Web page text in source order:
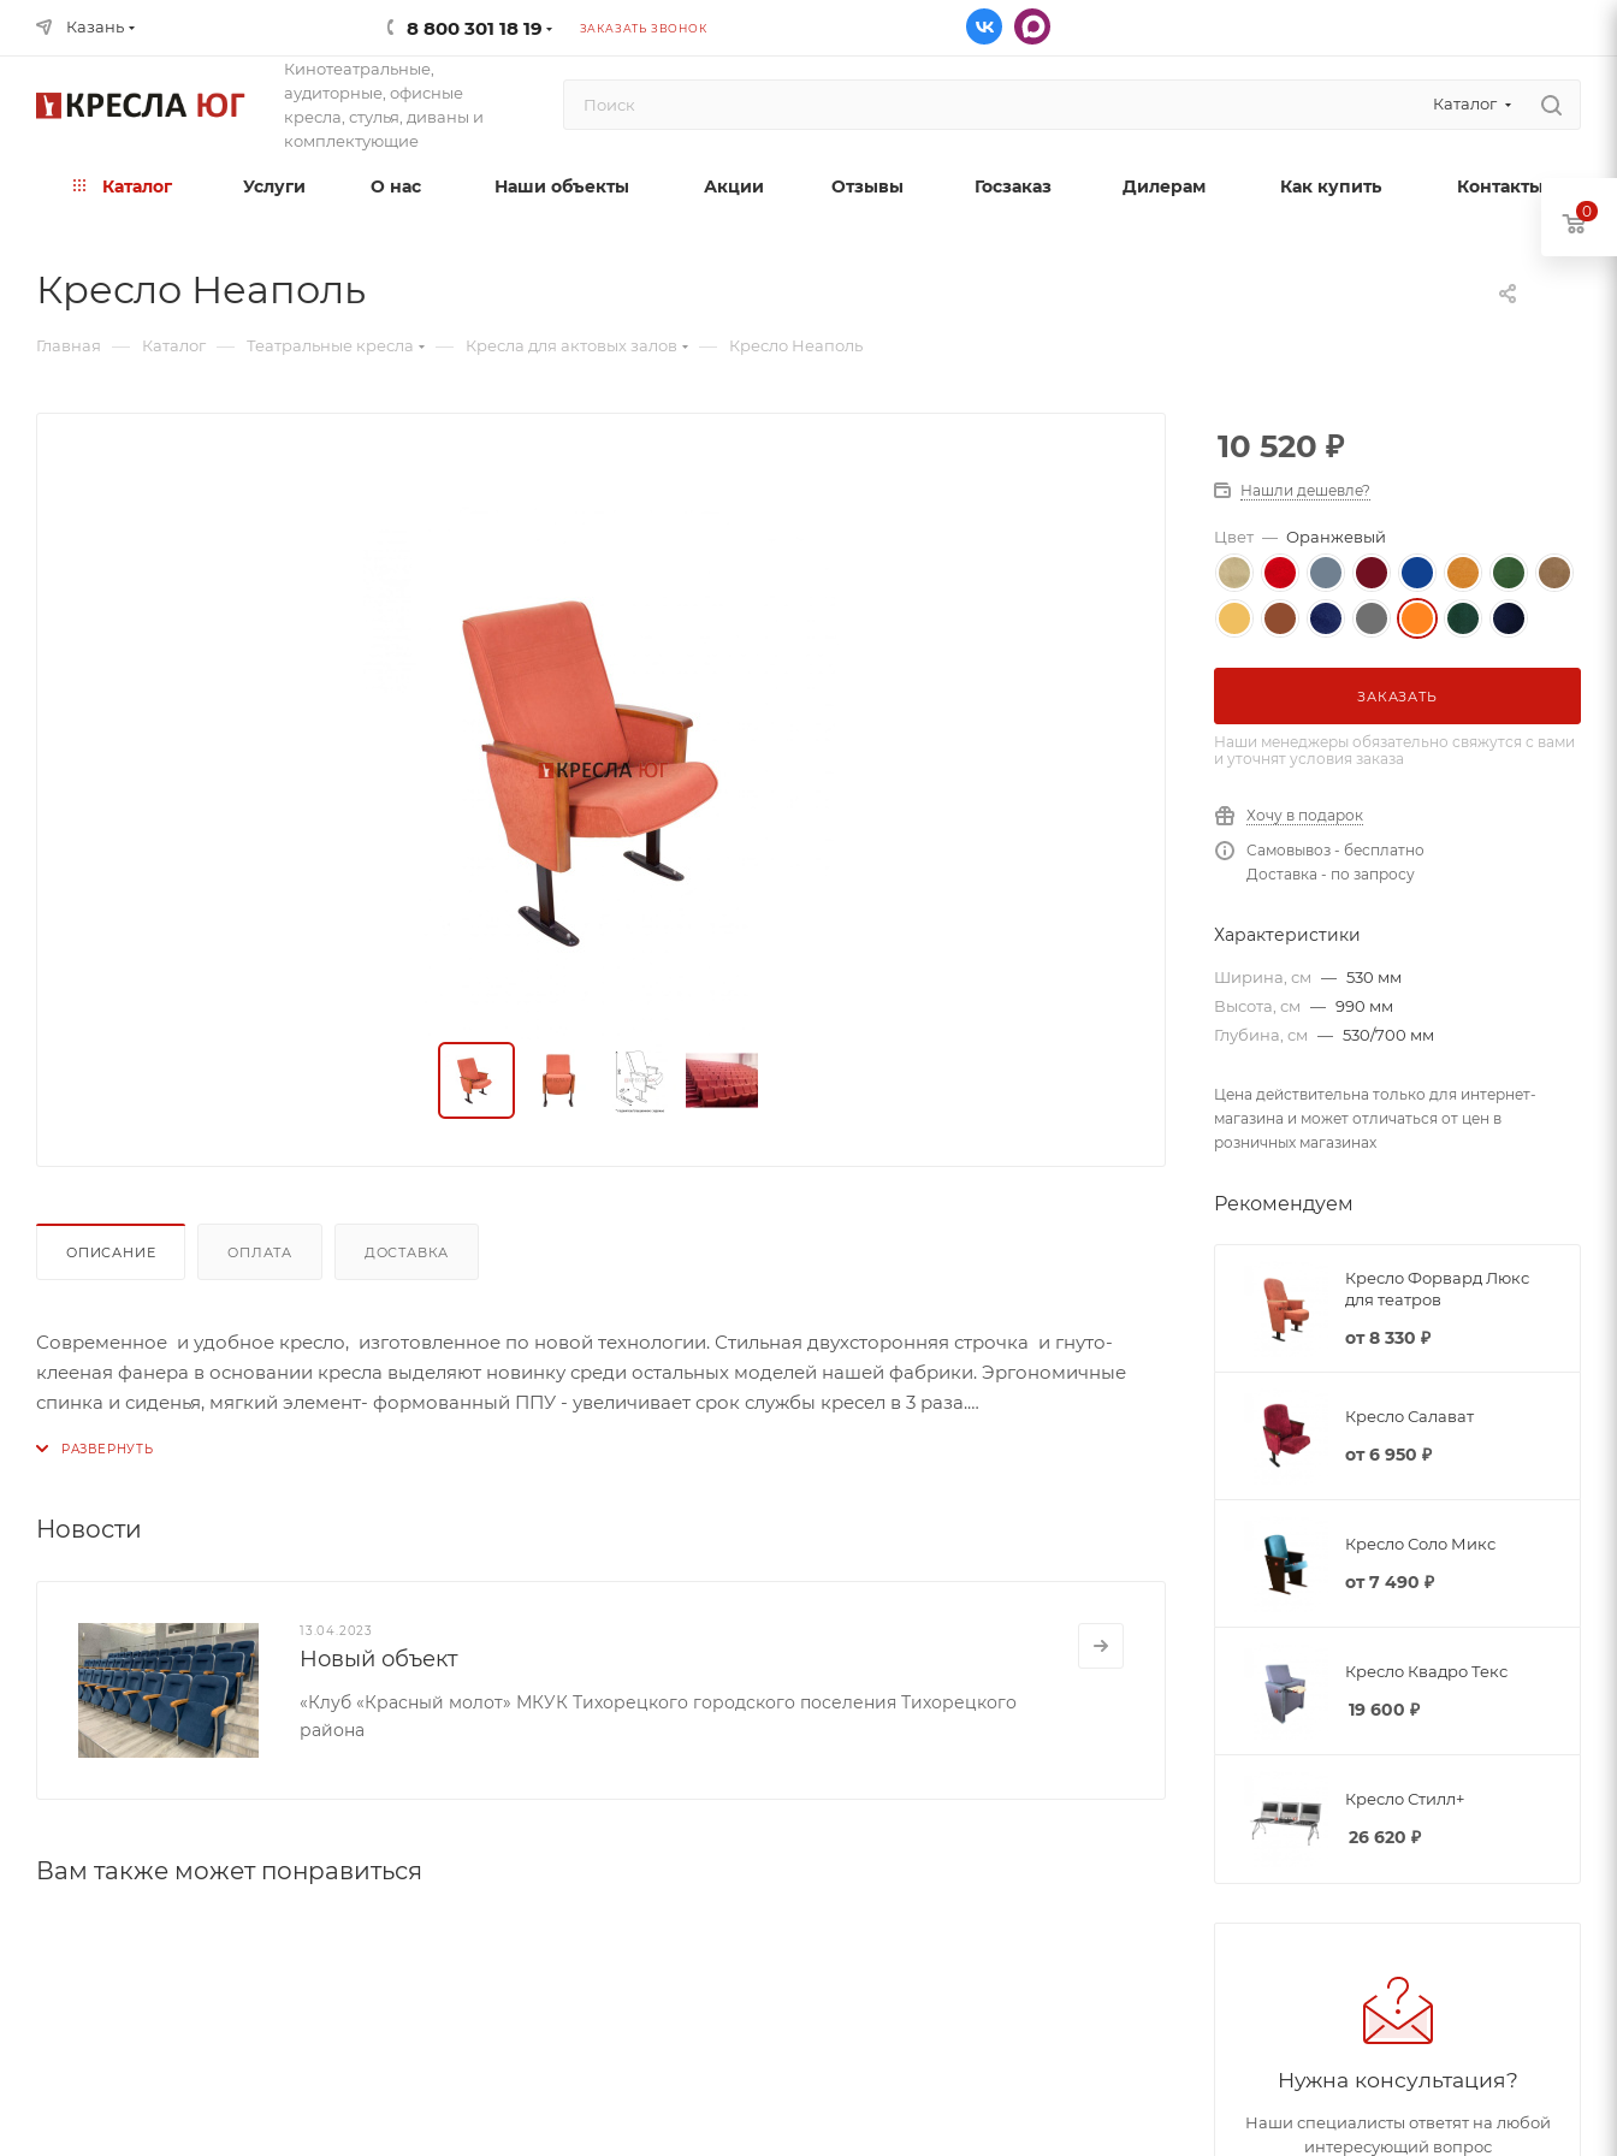
Казань 8 800 301 18 19 ЗАКАЗАТЬ ЗВОНОК
Кинотеатральные,
аудиторные, офисные
кресла, стулья, диваны и
комплектующие
Каталог
Каталог Услуги О нас Наши объекты Акции Отзывы Госзаказ Дилерам Как купить Контакты
Кресло Неаполь
Главная — Каталог — Театральные кресла — Кресла для актовых залов — Кресло Неаполь
ОПИСАНИЕ ОПЛАТА ДОСТАВКА
Современное и удобное кресло, изготовленное по новой технологии. Стильная двухсторонняя строчка и гнуто-
клееная фанера в основании кресла выделяют новинку среди остальных моделей нашей фабрики. Эргономичные
спинка и сиденья, мягкий элемент- формованный ППУ - увеличивает срок службы кресел в 3 раза.
Толщина подушки сиденья 110 мм, с тканевой боковиной и декоративной накладкой из массива бука.
Новости
13.04.2023
Новый объект
«Клуб «Красный молот» МКУК Тихорецкого городского поселения Тихорецкого
района
Вам также может понравиться
10 520 ₽
Нашли дешевле?
Цвет — Оранжевый
ЗАКАЗАТЬ
Наши менеджеры обязательно свяжутся с вами
и уточнят условия заказа
Хочу в подарок
Самовывоз - бесплатно
Доставка - по запросу
Характеристики
Ширина, см — 530 мм
Высота, см — 990 мм
Глубина, см — 530/700 мм
Цена действительна только для интернет-
магазина и может отличаться от цен в
розничных магазинах
Рекомендуем
Кресло Форвард Люкс
для театров
от8 330 ₽
Кресло Салават
от6 950 ₽
Кресло Соло Микс
от7 490 ₽
Кресло Квадро Текс
19 600 ₽
Кресло Стилл+
26 620 ₽
Нужна консультация?
Наши специалисты ответят на любой
интересующий вопрос
0